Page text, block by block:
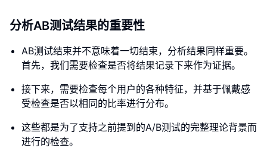
分析AB测试结果的重要性
AB测试结束并不意味着一切结束，分析结果同样重要。
首先，我们需要检查是否将结果记录下来作为证据。
接下来，需要检查每个用户的各种特征，并基于佩戴感
受检查是否以相同的比率进行分布。
这些都是为了支持之前提到的A/B测试的完整理论背景而
进行的检查。